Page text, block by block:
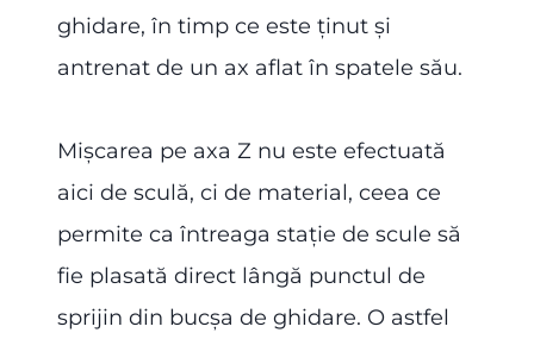
ghidare, în timp ce este ținut și
antrenat de un ax aflat în spatele său.
Mișcarea pe axa Z nu este efectuată
aici de sculă, ci de material, ceea ce
permite ca întreaga stație de scule să
fie plasată direct lângă punctul de
sprijin din bucșa de ghidare. O astfel